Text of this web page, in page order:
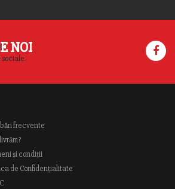
NOI
sociale.
frecvente
și condiții
de Confidențialitate